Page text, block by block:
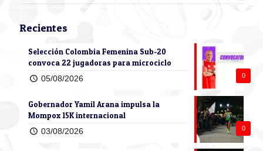
Recientes
0
Selección Colombia Femenina Sub-20
convoca 22 jugadoras para microciclo
05/08/2026
0
Gobernador Yamil Arana impulsa la
Mompox 15K internacional
03/08/2026